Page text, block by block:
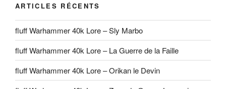
ARTICLES RÉCENTS
fluff Warhammer 40k Lore – Sly Marbo
fluff Warhammer 40k Lore – La Guerre de la Faille
fluff Warhammer 40k Lore – Orikan le Devin